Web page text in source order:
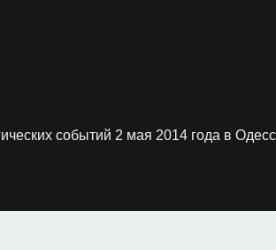
событий 2 мая 2014 года в